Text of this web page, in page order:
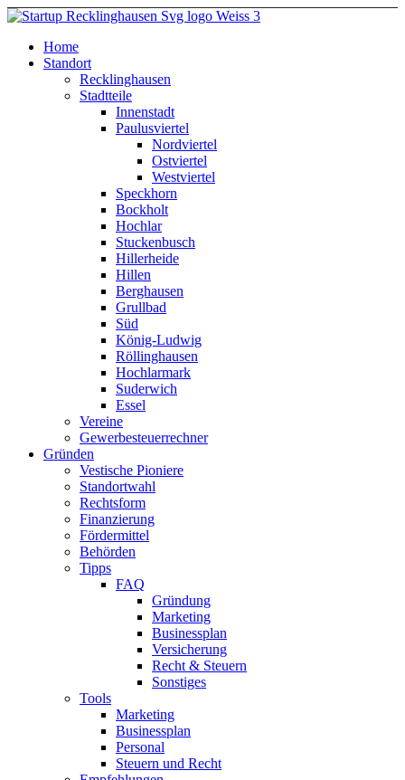
Home
Standort
Recklinghausen
Stadtteile
Innenstadt
Paulusviertel
Nordviertel
Ostviertel
Westviertel
Speckhorn
Bockholt
Hochlar
Stuckenbusch
Hillerheide
Hillen
Berghausen
Grullbad
Süd
König-Ludwig
Röllinghausen
Hochlarmark
Suderwich
Essel
Vereine
Gewerbesteuerrechner
Gründen
Vestische Pioniere
Standortwahl
Rechtsform
Finanzierung
Fördermittel
Behörden
Tipps
FAQ
Gründung
Marketing
Businessplan​
Versicherung
Recht & Steuern
Sonstiges
Tools
Marketing
Businessplan
Personal
Steuern und Recht